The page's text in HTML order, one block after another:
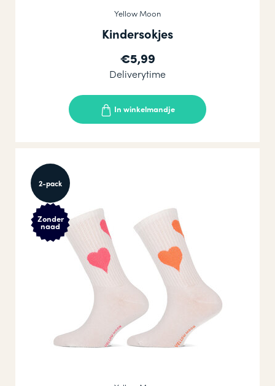
Yellow Moon
Kindersokjes
€5,99
Deliverytime
In winkelmandje
2-pack
Zonder
naad